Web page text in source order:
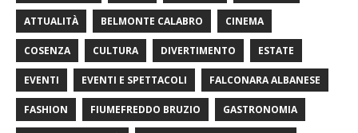
ATTUALITÀ BELMONTE CALABRO CINEMA
COSENZA CULTURA DIVERTIMENTO ESTATE
EVENTI EVENTI E SPETTACOLI FALCONARA ALBANESE
FASHION FIUMEFREDDO BRUZIO GASTRONOMIA